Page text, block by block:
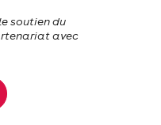
soutien du
avec